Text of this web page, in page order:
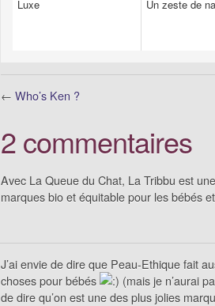
Luxe Un zeste de
← Who’s Ken ?
2 commentaires
Avec La Queue du Chat, La Tribbu est
marques bio et équitable pour les bébés
J’ai envie de dire que Peau-Ethique fait
choses pour bébés
(mais je n’aurai
de dire qu’on est une des plus jolies